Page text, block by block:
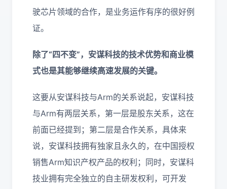
驶芯片领域的合作，是业务运作有序的很好例
证。
除了“四不变”，安谋科技的技术优势和商业模
式也是其能够继续高速发展的关键。
这要从安谋科技与Arm的关系说起，安谋科技
与Arm有两层关系，第一层是股东关系，这在
前面已经提到；第二层是合作关系，具体来
说，安谋科技拥有独家且永久的，在中国授权
销售Arm知识产权产品的权利；同时，安谋科
技业拥有完全独立的自主研发权利，可开发